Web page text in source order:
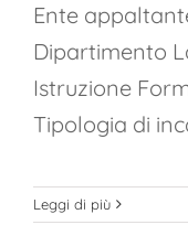
Ente
Dipartimento
Istruzione
Tipologia di
Leggi di più